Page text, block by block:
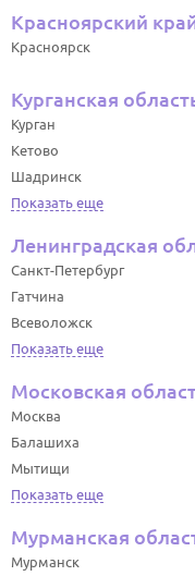
Красноярский
Красноярск
Курганская
Курган
Кетово
Шадринск
Показать еще
Ленинградская
Санкт-Петербург
Гатчина
Всеволожск
Показать еще
Московская
Москва
Балашиха
Мытищи
Показать еще
Мурманская
Мурманск